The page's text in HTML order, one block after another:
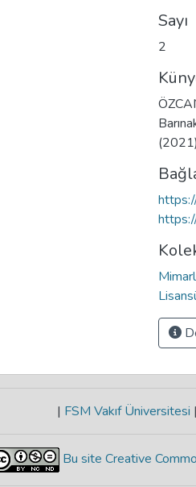
Sayı
2
| FSM Vakıf Üniversitesi |
Bu site Creative